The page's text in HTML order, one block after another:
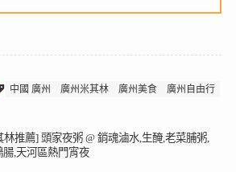
中國 廣州 廣州米其林 廣州美食 廣州自由行
林推薦] 頭家夜粥 @ 銷魂滷水,生醃,老菜脯粥,
腸,天河區熱門宵夜